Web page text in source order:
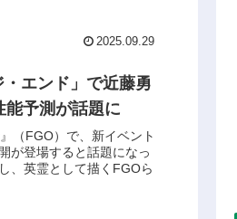
2025.09.29
・エンド」で近藤勇
能予測が話題に
（FGO）で、新イベント
が登場すると話題になっ
、英霊として描くFGOら